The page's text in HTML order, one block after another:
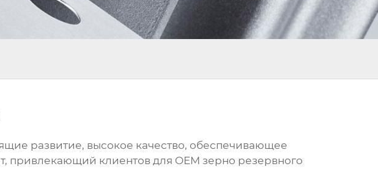
развитие, высокое качество, обеспечивающее
привлекающий клиентов для OEM зерно резервного